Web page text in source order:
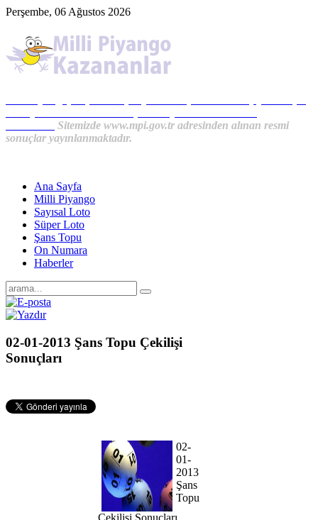
Perşembe, 06 Ağustos 2026
Sitemizde www.mpi.gov.tr adresinden alınan resmi
sonuçlar yayınlanmaktadır.
Ana Sayfa
Milli Piyango
Sayısal Loto
Süper Loto
Şans Topu
On Numara
Haberler
02-01-2013 Şans Topu Çekilişi
Sonuçları
02-
01-
2013
Şans
Topu